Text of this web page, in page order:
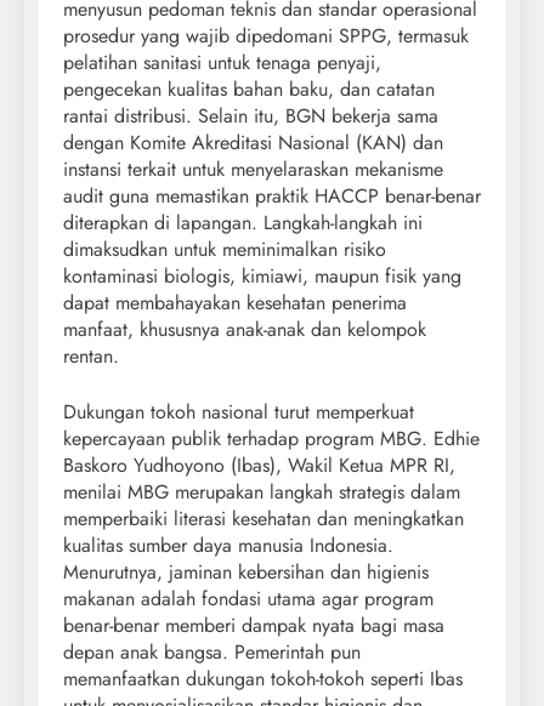
menyusun pedoman teknis dan standar operasional
prosedur yang wajib dipedomani SPPG, termasuk
pelatihan sanitasi untuk tenaga penyaji,
pengecekan kualitas bahan baku, dan catatan
rantai distribusi. Selain itu, BGN bekerja sama
dengan Komite Akreditasi Nasional (KAN) dan
instansi terkait untuk menyelaraskan mekanisme
audit guna memastikan praktik HACCP benar-benar
diterapkan di lapangan. Langkah-langkah ini
dimaksudkan untuk meminimalkan risiko
kontaminasi biologis, kimiawi, maupun fisik yang
dapat membahayakan kesehatan penerima
manfaat, khususnya anak-anak dan kelompok
rentan.
Dukungan tokoh nasional turut memperkuat
kepercayaan publik terhadap program MBG. Edhie
Baskoro Yudhoyono (Ibas), Wakil Ketua MPR RI,
menilai MBG merupakan langkah strategis dalam
memperbaiki literasi kesehatan dan meningkatkan
kualitas sumber daya manusia Indonesia.
Menurutnya, jaminan kebersihan dan higienis
makanan adalah fondasi utama agar program
benar-benar memberi dampak nyata bagi masa
depan anak bangsa. Pemerintah pun
memanfaatkan dukungan tokoh-tokoh seperti Ibas